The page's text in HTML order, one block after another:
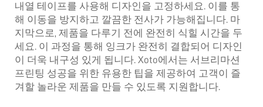
내열 테이프를 사용해 디자인을 고정하세요. 이를 통
해 이동을 방지하고 깔끔한 전사가 가능해집니다. 마
지막으로, 제품을 다루기 전에 완전히 식힐 시간을 두
세요. 이 과정을 통해 잉크가 완전히 결합되어 디자인
이 더욱 내구성 있게 됩니다. Xoto에서는 서브리마션
프린팅 성공을 위한 유용한 팁을 제공하여 고객이 즐
겨할 놀라운 제품을 만들 수 있도록 지원합니다.